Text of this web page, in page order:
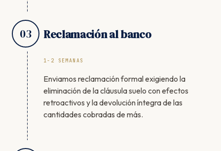
03 Reclamación al banco
1-2 SEMANAS
Enviamos reclamación formal exigiendo la
eliminación de la cláusula suelo con efectos
retroactivos y la devolución íntegra de las
cantidades cobradas de más.